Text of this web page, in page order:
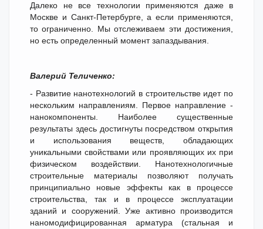
Далеко не все технологии применяются даже в
Москве и Санкт-Петербурге, а если применяются,
то ограниченно. Мы отслеживаем эти достижения,
но есть определенный момент запаздывания.
Валерий Теличенко:
- Развитие нанотехнологий в строительстве идет по
нескольким направлениям. Первое направление -
нанокомпоненты. Наиболее существенные
результаты здесь достигнуты посредством открытия
и использования веществ, обладающих
уникальными свойствами или проявляющих их при
физическом воздействии. Нанотехнологичные
строительные материалы позволяют получать
принципиально новые эффекты как в процессе
строительства, так и в процессе эксплуатации
зданий и сооружений. Уже активно производится
наномодифицированная арматура (стальная и